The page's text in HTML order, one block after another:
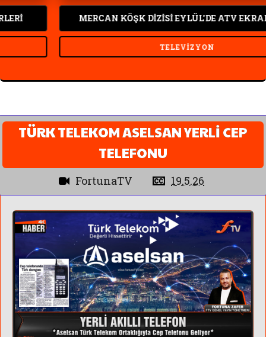
MERCAN KÖŞK DİZİSİ EYLÜL'DE ATV
TELEVIZYON
TÜRK TELEKOM ASELSAN YERLİ CEP
TELEFONU
FortunaTV 19.5.26